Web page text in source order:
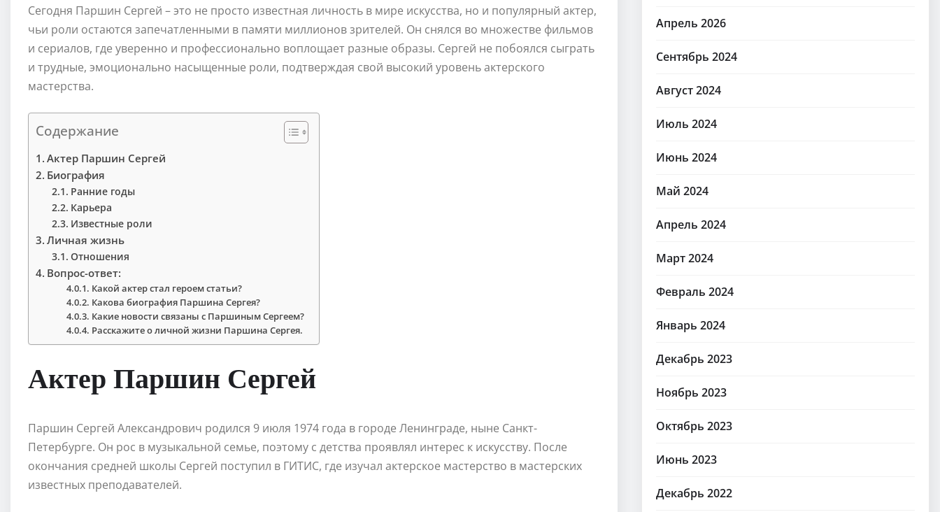
Сегодня Паршин Сергей – это не просто известная личность в мире искусства, но и популярный актер,
чьи роли остаются запечатленными в памяти миллионов зрителей. Он снялся во множестве фильмов
и сериалов, где уверенно и профессионально воплощает разные образы. Сергей не побоялся сыграть
и трудные, эмоционально насыщенные роли, подтверждая свой высокий уровень актерского
мастерства.
Содержание
Актер Паршин Сергей
Биография
Ранние годы
Карьера
Известные роли
Личная жизнь
Отношения
Вопрос-ответ:
Какой актер стал героем статьи?
Какова биография Паршина Сергея?
Какие новости связаны с Паршиным Сергеем?
Расскажите о личной жизни Паршина Сергея.
Актер Паршин Сергей
Паршин Сергей Александрович родился 9 июля 1974 года в городе Ленинграде, ныне Санкт-
Петербурге. Он рос в музыкальной семье, поэтому с детства проявлял интерес к искусству. После
окончания средней школы Сергей поступил в ГИТИС, где изучал актерское мастерство в мастерских
известных преподавателей.
Апрель 2026
Сентябрь 2024
Август 2024
Июль 2024
Июнь 2024
Май 2024
Апрель 2024
Март 2024
Февраль 2024
Январь 2024
Декабрь 2023
Ноябрь 2023
Октябрь 2023
Июнь 2023
Декабрь 2022